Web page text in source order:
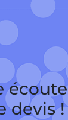
écoute
devis !